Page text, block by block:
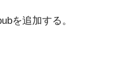
を追加する。